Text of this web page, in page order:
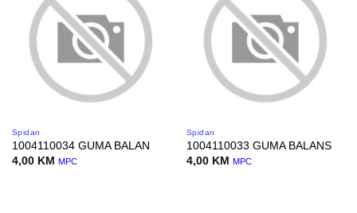
Spidan
1004110034 GUMA BALAN
4,00 KM MPC
Spidan
1004110033 GUMA BALANS
4,00 KM MPC